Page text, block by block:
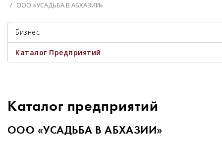
ООО «УСАДЬБА В АБХАЗИИ»
Бизнес
Каталог Предприятий
Каталог предприятий
ООО «УСАДЬБА В АБХАЗИИ»